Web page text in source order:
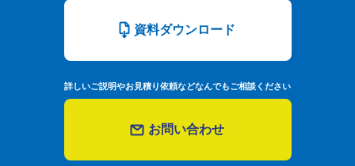
資料ダウンロード
詳しいご説明やお見積り依頼などなんでもご相談ください
お問い合わせ